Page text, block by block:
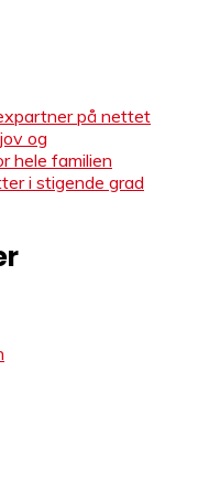
på nettet
og
hele familien
i stigende grad